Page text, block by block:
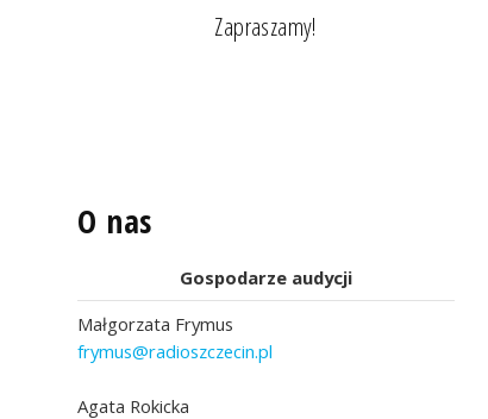
Zapraszamy!
O nas
Gospodarze audycji
Małgorzata Frymus
frymus@radioszczecin.pl
Agata Rokicka